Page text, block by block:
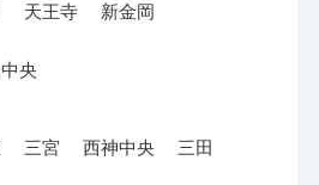
天王寺 新金岡
央
三宮 西神中央 三田